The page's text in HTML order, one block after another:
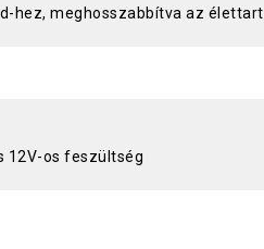
hez, meghosszabbítva az
12V-os feszültség